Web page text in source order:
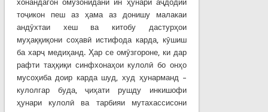
хонандагон омӯзонидани ин ҳунари аҷдодии
тоҷикон пеш аз ҳама аз донишу малакаи
андӯхтаи хеш ва китобу дастурҳои
муҳаққиқони соҳавӣ истифода карда, кӯшиш
ба харҷ медиҳанд. Ҳар се омӯзгороне, ки дар
рафти таҳқиқи синфхонаҳои кулолӣ бо онҳо
мусоҳиба доир карда шуд, худ ҳунарманд –
кулолгар буда, ҷиҳати рушду инкишофи
ҳунари кулолӣ ва тарбияи мутахассисони